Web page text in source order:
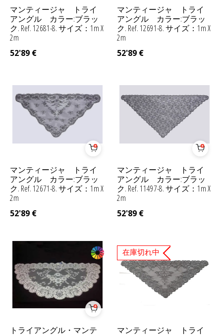
マンティージャ トライ
アングル カラー:ブラッ
ク. Ref. 12681-8. サイズ：1m X
2m
52'89 €
マンティージャ トライ
アングル カラー:ブラッ
ク. Ref. 12691-8. サイズ：1m X
2m
52'89 €
マンティージャ トライ
アングル カラー:ブラッ
ク. Ref. 12671-8. サイズ：1m X
2m
52'89 €
マンティージャ トライ
アングル カラー:ブラッ
ク. Ref. 11497-8. サイズ：1m X
2m
52'89 €
トライアングル・マンテ
マンティージャ トライ
在庫切れ中